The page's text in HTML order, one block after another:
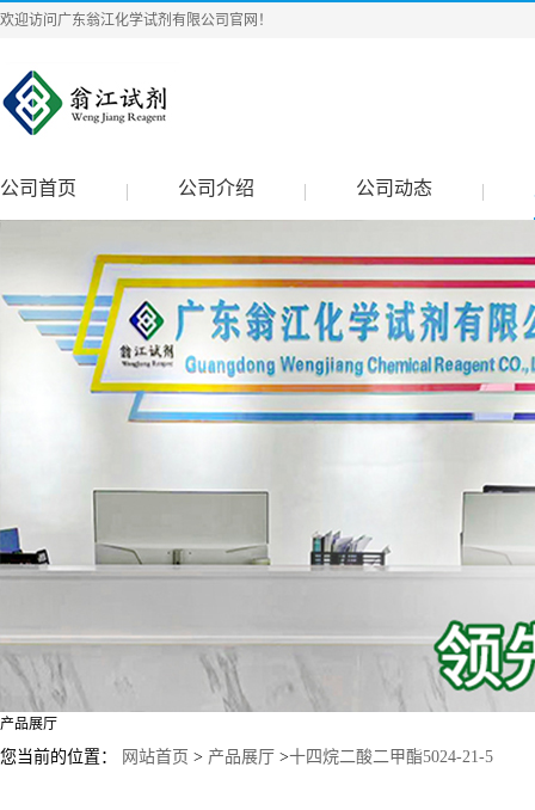
欢迎访问广东翁江化学试剂有限公司官网！
公司首页 公司介绍 公司动态
产品展厅
您当前的位置： 网站首页 > 产品展厅 >十四烷二酸二甲酯5024-21-5